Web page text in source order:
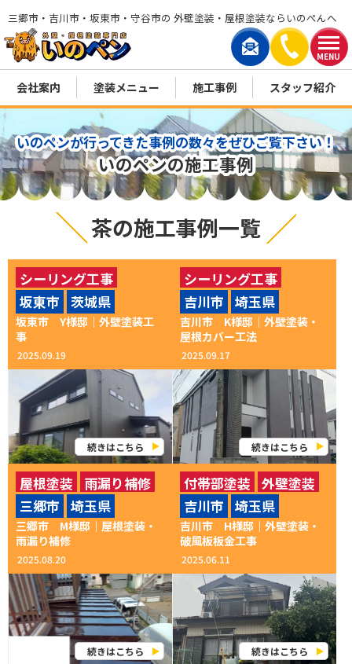
MENU
三郷市・吉川市・坂東市・守谷市の 外壁塗装・屋根塗装ならいのぺんへ
会社案内 塗装メニュー 施工事例 スタッフ紹介
いのペンが行ってきた事例の数々をぜひご覧下さい！
いのペンの施工事例
茶の施工事例一覧
坂東市 Y様邸│外壁塗装工
事
2025.09.19
続きはこちら
シーリング工事
付帯部塗装 外壁塗装
坂東市 茨城県
吉川市 K様邸│外壁塗装・
屋根カバー工法
2025.09.17
続きはこちら
シーリング工事
付帯部塗装 外壁塗装
屋根カバー工法
吉川市 埼玉県
三郷市 M様邸│屋根塗装・
雨漏り補修
2025.08.20
続きはこちら
屋根塗装
雨漏り補修
三郷市 埼玉県
吉川市 H様邸│外壁塗装・
破風板板金工事
2025.06.11
続きはこちら
付帯部塗装 外壁塗装
破風・鼻隠し修理
吉川市 埼玉県